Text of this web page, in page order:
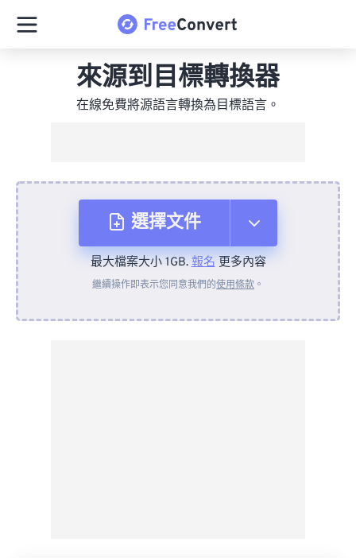
來源到目標轉換器
在線免費將源語言轉換為目標語言。
選擇文件
來自裝置
最大檔案大小 1GB.報名更多內容
繼續操作即表示您同意我們的使用條款 。